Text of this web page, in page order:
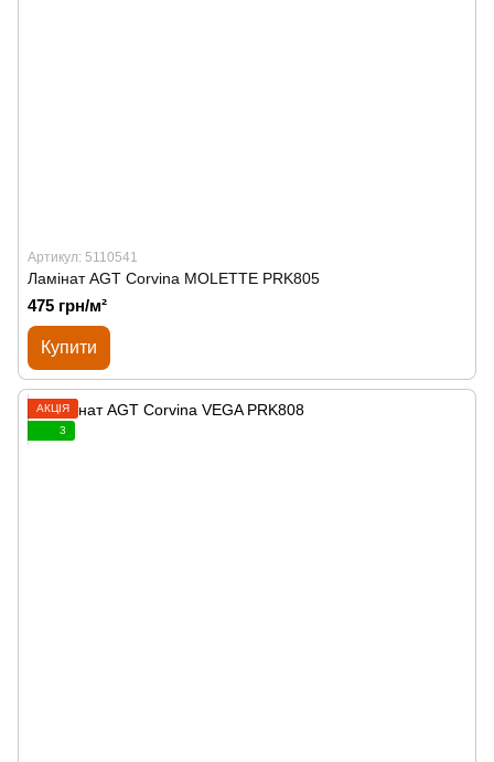
Артикул: 5110541
Ламінат AGT Corvina MOLETTE PRK805
475 грн/м²
Купити
АКЦІЯ
3